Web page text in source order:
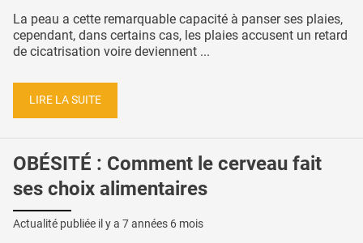
La peau a cette remarquable capacité à panser ses plaies,
cependant, dans certains cas, les plaies accusent un retard
de cicatrisation voire deviennent ...
LIRE LA SUITE
OBÉSITÉ : Comment le cerveau fait
ses choix alimentaires
Actualité publiée il y a 7 années 6 mois